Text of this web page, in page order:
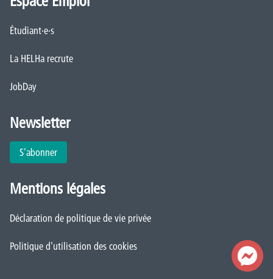
Étudiant·e·s
La HELHa recrute
JobDay
Newsletter
S'abonner
Mentions légales
Déclaration de politique de vie privée
Politique d'utilisation des cookies